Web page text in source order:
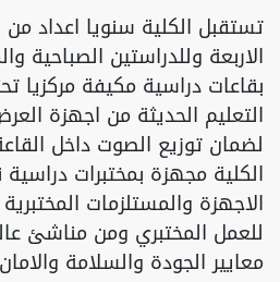
تستقبل الكلية سنويا اعداد
الاربعة وللدراستين
بقاعات دراسية مكيفة
التعليم الحديثة من اجهزة
لضمان توزيع الصوت داخل
الكلية مجهزة بمختبرات
الاجهزة والمستلزمات
للعمل المختبري ومن مناشئ
معايير الجودة والسلامة